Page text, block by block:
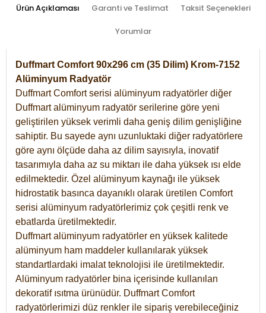
Ürün Açıklaması Garanti ve Teslimat Taksit Seçenekleri
Yorumlar
Duffmart Comfort 90x296 cm (35 Dilim) Krom-7152
Alüminyum Radyatör
Duffmart Comfort serisi alüminyum radyatörler diğer
Duffmart alüminyum radyatör serilerine göre yeni
geliştirilen yüksek verimli daha geniş dilim genişliğine
sahiptir. Bu sayede aynı uzunluktaki diğer radyatörlere
göre aynı ölçüde daha az dilim sayısıyla, inovatif
tasarımıyla daha az su miktarı ile daha yüksek ısı elde
edilmektedir. Özel alüminyum kaynağı ile yüksek
hidrostatik basınca dayanıklı olarak üretilen Comfort
serisi alüminyum radyatörlerimiz çok çeşitli renk ve
ebatlarda üretilmektedir.
Duffmart alüminyum radyatörler en yüksek kalitede
alüminyum ham maddeler kullanılarak yüksek
standartlardaki imalat teknolojisi ile üretilmektedir.
Alüminyum radyatörler bina içerisinde kullanılan
dekoratif ısıtma ürünüdür. Duffmart Comfort
radyatörlerimizi düz renkler ile sipariş verebileceğiniz